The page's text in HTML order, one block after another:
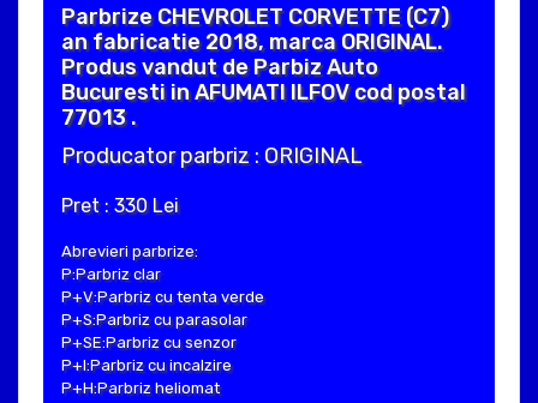
Parbrize CHEVROLET CORVETTE (C7)
an fabricatie 2018, marca ORIGINAL.
Produs vandut de Parbiz Auto
Bucuresti in AFUMATI ILFOV cod postal
77013 .
Producator parbriz : ORIGINAL
Pret : 330 Lei
Abrevieri parbrize:
P:Parbriz clar
P+V:Parbriz cu tenta verde
P+S:Parbriz cu parasolar
P+SE:Parbriz cu senzor
P+I:Parbriz cu incalzire
P+H:Parbriz heliomat